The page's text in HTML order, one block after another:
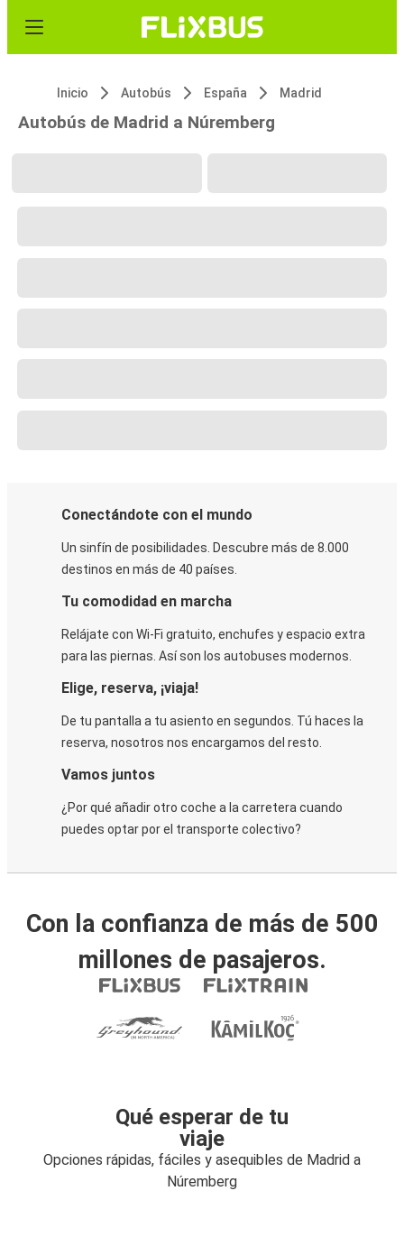
Inicio Autobús España Madrid
Autobús de Madrid a Núremberg
Conectándote con el mundo
Un sinfín de posibilidades. Descubre más de 8.000
destinos en más de 40 países.
Tu comodidad en marcha
Relájate con Wi-Fi gratuito, enchufes y espacio extra
para las piernas. Así son los autobuses modernos.
Elige, reserva, ¡viaja!
De tu pantalla a tu asiento en segundos. Tú haces la
reserva, nosotros nos encargamos del resto.
Vamos juntos
¿Por qué añadir otro coche a la carretera cuando
puedes optar por el transporte colectivo?
Con la confianza de más de 500
millones de pasajeros.
Qué esperar de tu
viaje
Opciones rápidas, fáciles y asequibles de Madrid a
Núremberg